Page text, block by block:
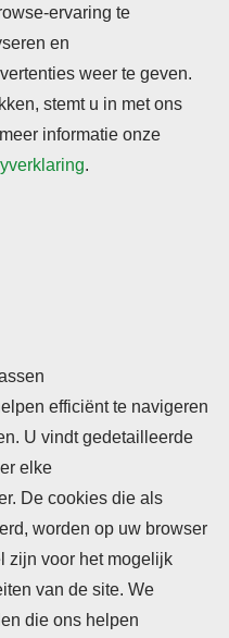
voorzitter van de
Strategie bij OCW
2024 als directeur
van OCW
ervaring te
en
weer te geven.
stemt u in met ons
informatie onze
.
efficiënt te navigeren
U vindt gedetailleerde
elke
De cookies die als
worden op uw browser
zijn voor het mogelijk
van de site. We
die ons helpen